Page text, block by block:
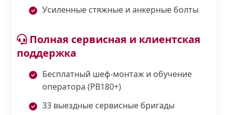
Усиленные стяжные и анкерные болты
Полная сервисная и клиентская
поддержка
Бесплатный шеф-монтаж и обучение
оператора (PB180+)
33 выездные сервисные бригады